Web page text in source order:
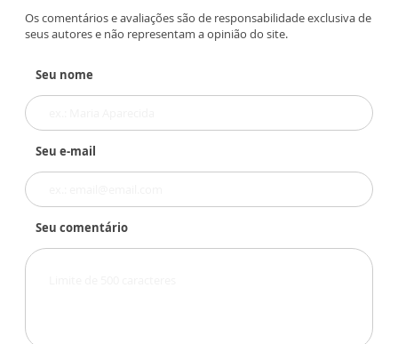
Os comentários e avaliações são de responsabilidade exclusiva de
seus autores e não representam a opinião do site.
Seu nome
Seu e-mail
Seu comentário